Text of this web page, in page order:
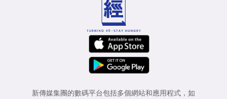
新傳媒集團的數碼平台包括多個網站和應用程式，如